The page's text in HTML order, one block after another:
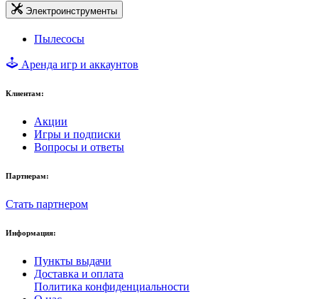
Электроинструменты
Пылесосы
Аренда игр и аккаунтов
Клиентам:
Акции
Игры и подписки
Вопросы и ответы
Партнерам:
Стать партнером
Информация:
Пункты выдачи
Доставка и оплата
Политика конфиденциальности